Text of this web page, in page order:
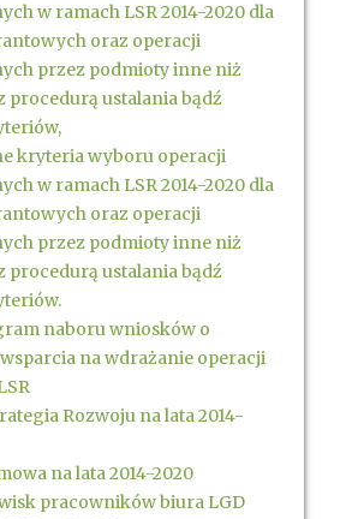
w ramach LSR 2014-2020 dla
oraz operacji
przez podmioty inne niż
procedurą ustalania bądź
kryteria wyboru operacji
w ramach LSR 2014-2020 dla
oraz operacji
przez podmioty inne niż
procedurą ustalania bądź
naboru wniosków o
na wdrażanie operacji
Rozwoju na lata 2014-
na lata 2014-2020
pracowników biura LGD